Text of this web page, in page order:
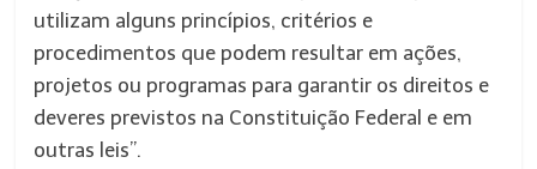
utilizam alguns princípios, critérios e
procedimentos que podem resultar em ações,
projetos ou programas para garantir os direitos e
deveres previstos na Constituição Federal e em
outras leis”.